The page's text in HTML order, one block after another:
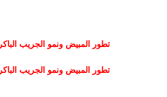
تطور المبيض ونمو الجريب الباكر
تطور المبيض ونمو الجريب الباكر